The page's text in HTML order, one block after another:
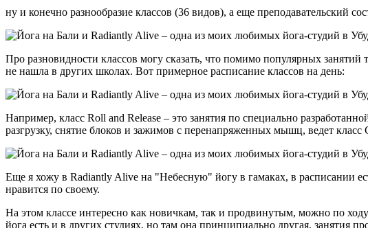
ну и конечно разнообразие классов (36 видов), а еще преподавательский
Про разновидности классов могу сказать, что помимо популярных
не нашла в других школах. Вот примерное расписание классов на день:
Например, класс Roll and Release – это занятия по специально
разгрузку, снятие блоков и зажимов с перенапряженных мышц, ведет класс
Еще я хожу в Radiantly Alive на "Небесную" йогу в гамаках, в расписании
нравится по своему.
На этом классе интересно как новичкам, так и продвинутым, можно по
йога есть и в других студиях, но там она принципиально другая, занятия